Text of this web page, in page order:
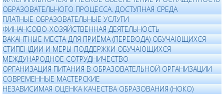
ОБРАЗОВАТЕЛЬНОГО ПРОЦЕССА. ДОСТУПНАЯ СРЕДА
ПЛАТНЫЕ ОБРАЗОВАТЕЛЬНЫЕ УСЛУГИ
ФИНАНСОВО-ХОЗЯЙСТВЕННАЯ ДЕЯТЕЛЬНОСТЬ
ВАКАНТНЫЕ МЕСТА ДЛЯ ПРИЁМА (ПЕРЕВОДА) ОБУЧАЮЩИХСЯ
СТИПЕНДИИ И МЕРЫ ПОДДЕРЖКИ ОБУЧАЮЩИХСЯ
МЕЖДУНАРОДНОЕ СОТРУДНИЧЕСТВО
ОРГАНИЗАЦИЯ ПИТАНИЯ В ОБРАЗОВАТЕЛЬНОЙ ОРГАНИЗАЦИИ
СОВРЕМЕННЫЕ МАСТЕРСКИЕ
НЕЗАВИСИМАЯ ОЦЕНКА КАЧЕСТВА ОБРАЗОВАНИЯ (НОКО)